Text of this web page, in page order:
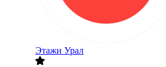
Этажи Урал